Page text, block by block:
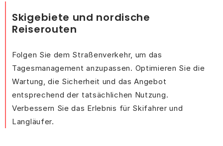
Skigebiete und nordische
Reiserouten
Folgen Sie dem Straßenverkehr, um das
Tagesmanagement anzupassen. Optimieren Sie die
Wartung, die Sicherheit und das Angebot
entsprechend der tatsächlichen Nutzung.
Verbessern Sie das Erlebnis für Skifahrer und
Langläufer.